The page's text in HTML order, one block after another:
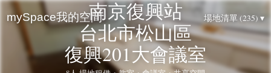
mySpace我的空間 場地清單 (235) ▾
南京復興站
台北市松山區
復興201大會議室